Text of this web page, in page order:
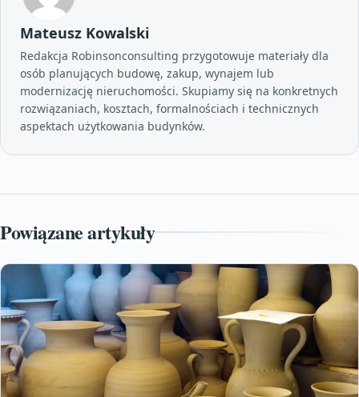
Mateusz Kowalski
Redakcja Robinsonconsulting przygotowuje materiały dla
osób planujących budowę, zakup, wynajem lub
modernizację nieruchomości. Skupiamy się na konkretnych
rozwiązaniach, kosztach, formalnościach i technicznych
aspektach użytkowania budynków.
Powiązane artykuły